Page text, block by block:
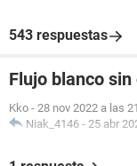
543 respuestas
Flujo blanco sin
Kko - 28 nov 2022 a las
Niak_4146 - 25 abr